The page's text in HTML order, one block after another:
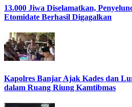
13.000 Jiwa Diselamatkan,
Etomidate Berhasil Digagalkan
Kapolres Banjar Ajak Kades dan
dalam Ruang Riung Kamtibmas